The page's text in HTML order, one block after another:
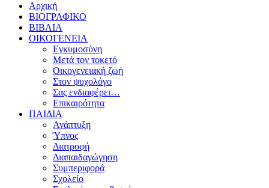
Αρχική
ΒΙΟΓΡΑΦΙΚΟ
ΒΙΒΛΙΑ
ΟΙΚΟΓΕΝΕΙΑ
Εγκυμοσύνη
Μετά τον τοκετό
Οικογενειακή ζωή
Στον ψυχολόγο
Σας ενδιαφέρει…
Επικαιρότητα
ΠΑΙΔΙΑ
Ανάπτυξη
Ύπνος
Διατροφή
Διαπαιδαγώγηση
Συμπεριφορά
Σχολείο